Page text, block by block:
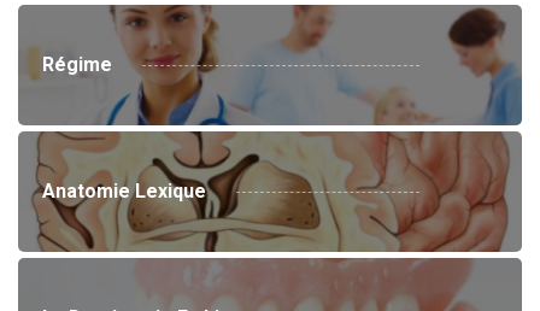
Régime
Anatomie Lexique